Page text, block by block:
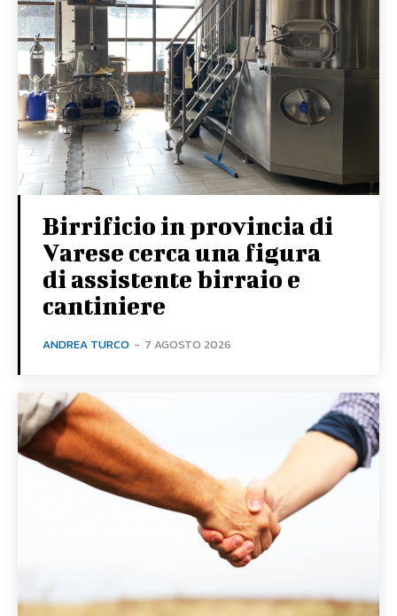
Birrificio in provincia di
Varese cerca una figura
di assistente birraio e
cantiniere
ANDREA TURCO - 7 AGOSTO 2026